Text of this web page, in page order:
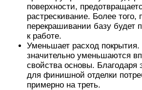
поверхности,
растрескивание. Более
перекрашивании базу будет
к работе.
Уменьшает расход покрытия.
значительно уменьшаются
свойства основы. Благодаря
для финишной отделки
примерно на треть.